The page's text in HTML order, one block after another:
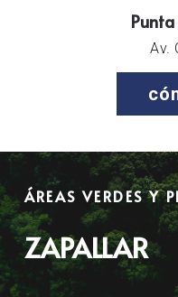
Av.
ÁREAS VERDES Y
ZAPALLAR